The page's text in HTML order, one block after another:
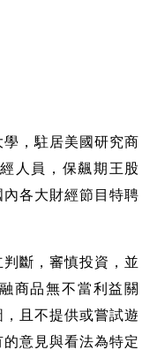
，駐居美國研究商
人員，保飆期王股
各大財經節目特聘
斷，審慎投資，並
商品無不當利益關
且不提供或嘗試遊
意見與看法為特定